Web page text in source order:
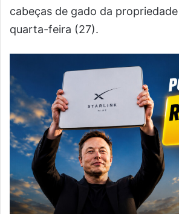
cabeças de gado da
quarta-feira (27).